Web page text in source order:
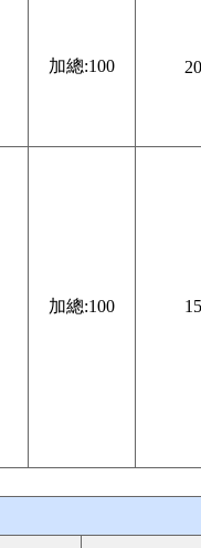
加總:100 20
加總:100 15